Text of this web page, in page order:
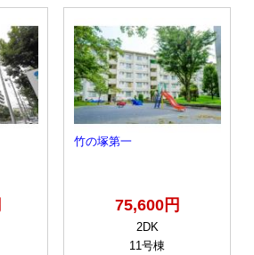
竹の塚第一
75,600円
2DK
11号棟